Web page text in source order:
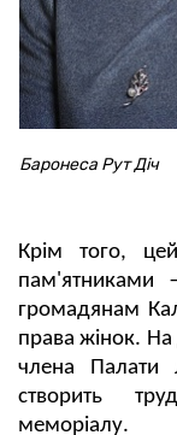
Баронеса Рут Діч
Крім того,
пам'ятниками
громадянам
права жінок.
члена Палати
створить
меморіалу.